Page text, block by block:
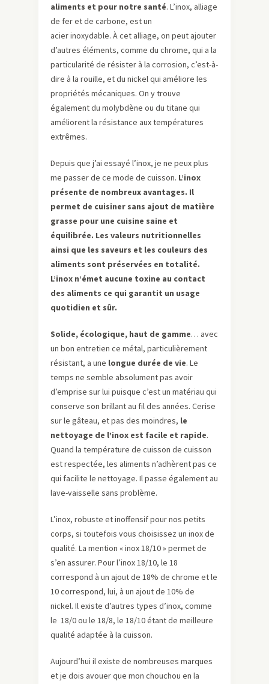
aliments et pour notre santé. L’inox, alliage
de fer et de carbone, est un
acier inoxydable. À cet alliage, on peut ajouter
d’autres éléments, comme du chrome, qui a la
particularité de résister à la corrosion, c’est-à-
dire à la rouille, et du nickel qui améliore les
propriétés mécaniques. On y trouve
également du molybdène ou du titane qui
améliorent la résistance aux températures
extrêmes.
Depuis que j’ai essayé l’inox, je ne peux plus
me passer de ce mode de cuisson. L’inox
présente de nombreux avantages. Il
permet de cuisiner sans ajout de matière
grasse pour une cuisine saine et
équilibrée. Les valeurs nutritionnelles
ainsi que les saveurs et les couleurs des
aliments sont préservées en totalité.
L’inox n’émet aucune toxine au contact
des aliments ce qui garantit un usage
quotidien et sûr.
Solide, écologique, haut de gamme… avec
un bon entretien ce métal, particulièrement
résistant, a une longue durée de vie. Le
temps ne semble absolument pas avoir
d’emprise sur lui puisque c’e­­­st un matériau qui
conserve son brillant au fil des années. Cerise
sur le gâteau, et pas des moindres, le
nettoyage de l’inox est facile et rapide.
Quand la température de cuisson de cuisson
est respectée, les aliments n’adhèrent pas ce
qui facilite le nettoyage. Il passe également au
lave-vaisselle sans problème.
L’inox, robuste et inoffensif pour nos petits
corps, si toutefois vous choisissez un inox de
qualité. La mention « inox 18/10 » permet de
s’en assurer. Pour l’inox 18/10, le 18
correspond à un ajout de 18% de chrome et le
10 correspond, lui, à un ajout de 10% de
nickel. Il existe d’autres types d’inox, comme
le 18/0 ou le 18/8, le 18/10 étant de meilleure
qualité adaptée à la cuisson.
Aujourd’hui il existe de nombreuses marques
et je dois avouer que mon chouchou en la